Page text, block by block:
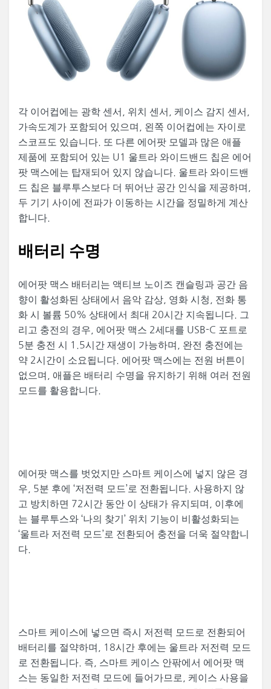
각 이어컵에는 광학 센서, 위치 센서, 케이스 감지 센서,
가속도계가 포함되어 있으며, 왼쪽 이어컵에는 자이로
스코프도 있습니다. 또 다른 에어팟 모델과 많은 애플
제품에 포함되어 있는 U1 울트라 와이드밴드 칩은 에어
팟 맥스에는 탑재되어 있지 않습니다. 울트라 와이드밴
드 칩은 블루투스보다 더 뛰어난 공간 인식을 제공하며,
두 기기 사이에 전파가 이동하는 시간을 정밀하게 계산
합니다.
배터리 수명
에어팟 맥스 배터리는 액티브 노이즈 캔슬링과 공간 음
향이 활성화된 상태에서 음악 감상, 영화 시청, 전화 통
화 시 볼륨 50% 상태에서 최대 20시간 지속됩니다. 그
리고 충전의 경우, 에어팟 맥스 2세대를 USB-C 포트로
5분 충전 시 1.5시간 재생이 가능하며, 완전 충전에는
약 2시간이 소요됩니다. 에어팟 맥스에는 전원 버튼이
없으며, 애플은 배터리 수명을 유지하기 위해 여러 전원
모드를 활용합니다.
에어팟 맥스를 벗었지만 스마트 케이스에 넣지 않은 경
우, 5분 후에 ‘저전력 모드’로 전환됩니다. 사용하지 않
고 방치하면 72시간 동안 이 상태가 유지되며, 이후에
는 블루투스와 ‘나의 찾기’ 위치 기능이 비활성화되는
‘울트라 저전력 모드’로 전환되어 충전을 더욱 절약합니
다.
스마트 케이스에 넣으면 즉시 저전력 모드로 전환되어
배터리를 절약하며, 18시간 후에는 울트라 저전력 모드
로 전환됩니다. 즉, 스마트 케이스 안팎에서 에어팟 맥
스는 동일한 저전력 모드에 들어가므로, 케이스 사용을